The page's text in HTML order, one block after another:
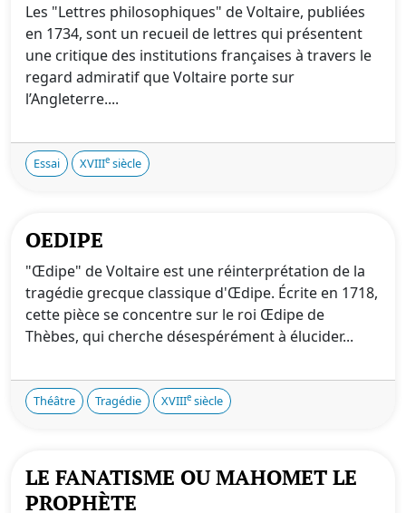
Les "Lettres philosophiques" de Voltaire, publiées
en 1734, sont un recueil de lettres qui présentent
une critique des institutions françaises à travers le
regard admiratif que Voltaire porte sur
l’Angleterre....
Essai XVIIIe siècle
OEDIPE
"Œdipe" de Voltaire est une réinterprétation de la
tragédie grecque classique d'Œdipe. Écrite en 1718,
cette pièce se concentre sur le roi Œdipe de
Thèbes, qui cherche désespérément à élucider...
Théâtre Tragédie XVIIIe siècle
LE FANATISME OU MAHOMET LE
PROPHÈTE